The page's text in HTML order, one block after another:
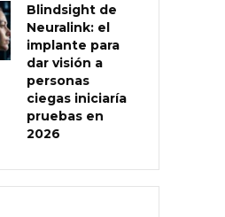
Blindsight de
Neuralink: el
implante para
dar visión a
personas
ciegas iniciaría
pruebas en
2026